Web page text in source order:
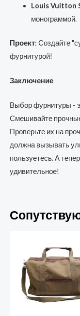
Louis Vuitton
монограммой.
Проект: Создайте
фурнитурой!
Заключение
Выбор фурнитуры -
Смешивайте
Проверьте их на
должна вызывать
пользуетесь. А
удивительное!